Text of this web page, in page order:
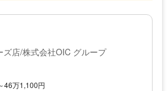
ズ店/株式会社OIC グループ
46万1,100円